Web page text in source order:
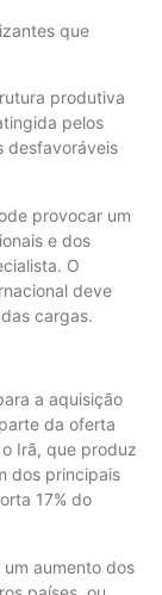
que
produtiva
pelos
desfavoráveis
provocar um
e dos
O
deve
cargas.
a aquisição
da oferta
Irã, que produz
dos principais
17% do
aumento dos